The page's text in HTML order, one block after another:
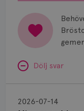
Dölj svar
2026-07-14